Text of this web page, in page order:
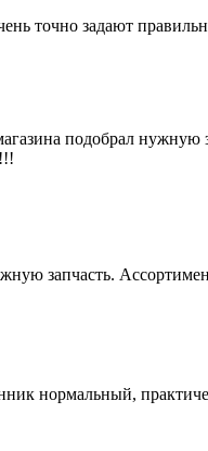
точно задают
подобрал нужную
запчасть.
нормальный,